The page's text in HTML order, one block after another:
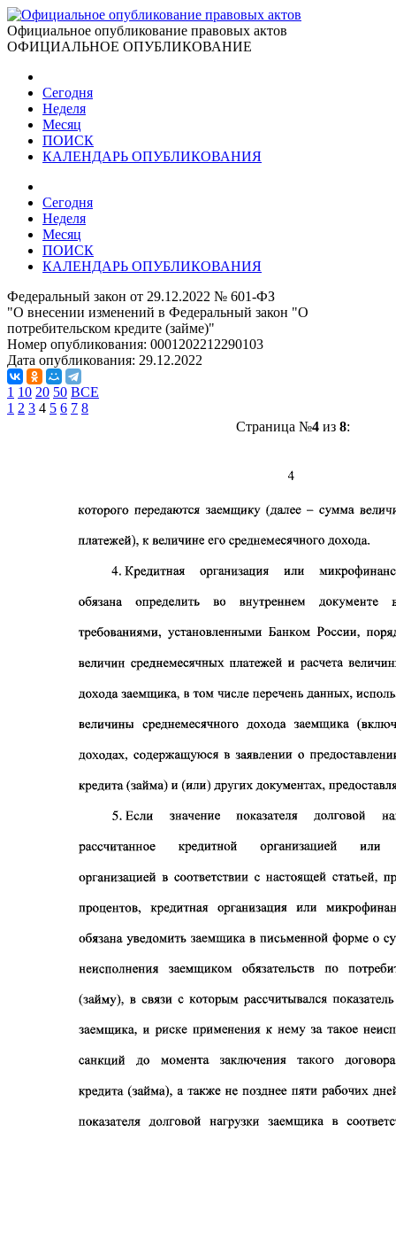
Официальное опубликование правовых актов
ОФИЦИАЛЬНОЕ ОПУБЛИКОВАНИЕ
Сегодня
Неделя
Месяц
ПОИСК
КАЛЕНДАРЬ ОПУБЛИКОВАНИЯ
Сегодня
Неделя
Месяц
ПОИСК
КАЛЕНДАРЬ ОПУБЛИКОВАНИЯ
Федеральный закон от 29.12.2022 № 601-ФЗ
"О внесении изменений в Федеральный закон "О
потребительском кредите (займе)"
Номер опубликования: 0001202212290103
Дата опубликования: 29.12.2022
1 10 20 50 ВСЕ
1 2 3 4 5 6 7 8
Страница №4из 8: